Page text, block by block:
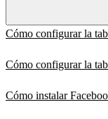
Cómo configurar la
Cómo configurar la
Cómo instalar